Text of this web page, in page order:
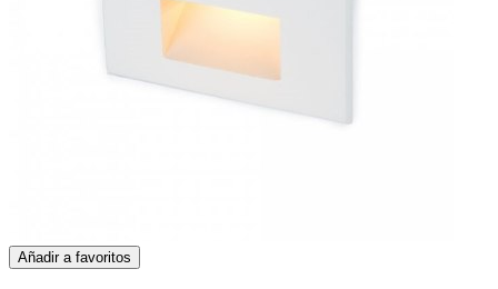
Añadir a favoritos